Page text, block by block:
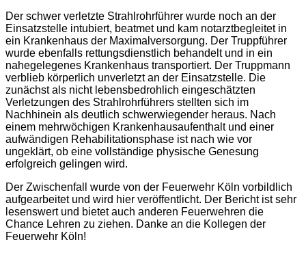
Der schwer verletzte Strahlrohrführer wurde noch an der
Einsatzstelle intubiert, beatmet und kam notarztbegleitet in
ein Krankenhaus der Maximalversorgung. Der Truppführer
wurde ebenfalls rettungsdienstlich behandelt und in ein
nahegelegenes Krankenhaus transportiert. Der Truppmann
verblieb körperlich unverletzt an der Einsatzstelle. Die
zunächst als nicht lebensbedrohlich eingeschätzten
Verletzungen des Strahlrohrführers stellten sich im
Nachhinein als deutlich schwerwiegender heraus. Nach
einem mehrwöchigen Krankenhausaufenthalt und einer
aufwändigen Rehabilitationsphase ist nach wie vor
ungeklärt, ob eine vollständige physische Genesung
erfolgreich gelingen wird.
Der Zwischenfall wurde von der Feuerwehr Köln vorbildlich
aufgearbeitet und wird hier veröffentlicht. Der Bericht ist sehr
lesenswert und bietet auch anderen Feuerwehren die
Chance Lehren zu ziehen. Danke an die Kollegen der
Feuerwehr Köln!